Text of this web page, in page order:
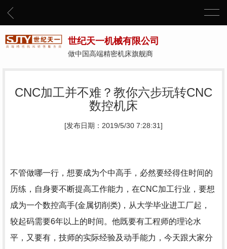
世纪天一机械有限公司
做中国高端精密机床旗舰商
CNC加工并不难？教你六步玩转CNC
数控机床
[发布日期：2019/5/30 7:28:31]
不管做哪一行，想要成为个中高手，必然要经得住时间的
历练，自身要不断提高工作能力，在CNC加工行业，要想
成为一个数控高手(金属切削类)，从大学毕业进工厂起，
较起码需要6年以上的时间。他既要有工程师的理论水
平，又要有，技师的实际经验及动手能力，今天跟大家分